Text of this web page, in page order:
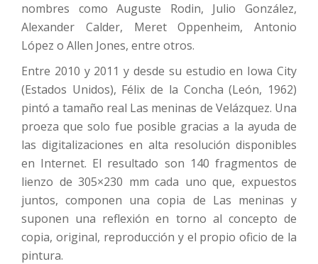
nombres como Auguste Rodin, Julio González,
Alexander Calder, Meret Oppenheim, Antonio
López o Allen Jones, entre otros.
Entre 2010 y 2011 y desde su estudio en Iowa City
(Estados Unidos), Félix de la Concha (León, 1962)
pintó a tamaño real Las meninas de Velázquez. Una
proeza que solo fue posible gracias a la ayuda de
las digitalizaciones en alta resolución disponibles
en Internet. El resultado son 140 fragmentos de
lienzo de 305×230 mm cada uno que, expuestos
juntos, componen una copia de Las meninas y
suponen una reflexión en torno al concepto de
copia, original, reproducción y el propio oficio de la
pintura.